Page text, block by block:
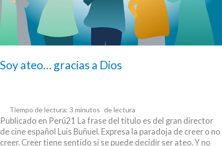
Soy ateo… gracias a Dios
Tiempo de lectura: 3 minutos
Publicado en Perú21 La frase del título es del gran director
de cine español Luis Buñuel. Expresa la paradoja de creer o no
creer. Creer tiene sentido si se puede decidir ser ateo. Y no